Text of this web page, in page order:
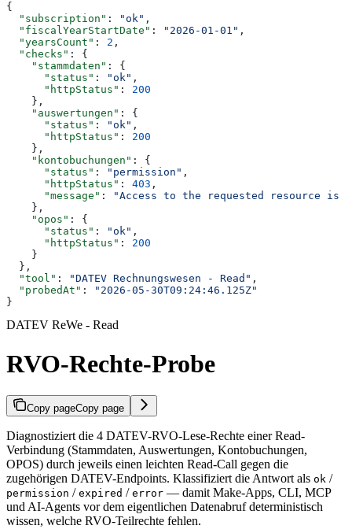
{
  "subscription"
: "ok" ,
  "fiscalYearStartDate"
: "2026-01-01" ,
  "yearsCount"
: 2 ,
  "checks"
: {
    "stammdaten"
: {
      "status"
: "ok" ,
      "httpStatus"
: 200
    },
    "auswertungen"
: {
      "status"
: "ok" ,
      "httpStatus"
: 200
    },
    "kontobuchungen"
: {
      "status"
: "permission" ,
      "httpStatus"
: 403 ,
      "message"
:
"Access to the requested resource is
    },
    "opos"
: {
      "status"
: "ok" ,
      "httpStatus"
: 200
    }
  },
  "tool"
: "DATEV Rechnungswesen - Read" ,
  "probedAt"
:
"2026-05-30T09:24:46.125Z"
}
DATEV ReWe - Read
RVO-Rechte-Probe
Copy pageCopy page
Diagnostiziert die 4 DATEV-RVO-Lese-Rechte einer Read-
Verbindung (Stammdaten, Auswertungen, Kontobuchungen,
OPOS) durch jeweils einen leichten Read-Call gegen die
zugehörigen DATEV-Endpoints. Klassifiziert die Antwort als ok /
permission / expired / error — damit Make-Apps, CLI, MCP
und AI-Agents vor dem eigentlichen Datenabruf deterministisch
wissen, welche RVO-Teilrechte fehlen.